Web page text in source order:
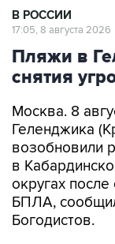
В РОССИИ
17:05, 8 августа 2026
Пляжи в
снятия
Москва. 8
Геленджика
возобновили
в
округах
БПЛА,
Богодистов.